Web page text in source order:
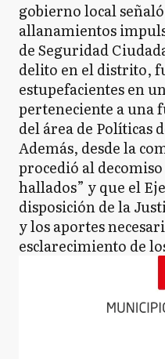
gobierno local
allanamientos
de Seguridad
delito en el distrito,
estupefacientes en
perteneciente a una
del área de Políticas
Además, desde la
procedió al
hallados” y que el
disposición de la
y los aportes
esclarecimiento de